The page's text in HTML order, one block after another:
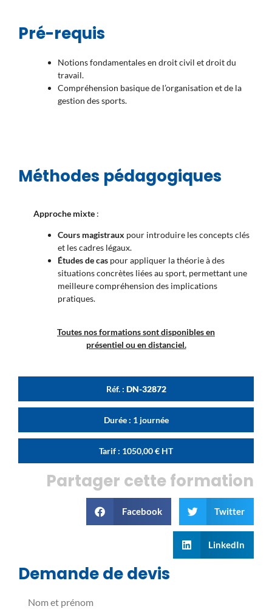
Pré-requis
Notions fondamentales en droit civil et droit du
travail.
Compréhension basique de l’organisation et de la
gestion des sports.
Méthodes pédagogiques
Approche mixte :
Cours magistraux pour introduire les concepts clés
et les cadres légaux.
Études de cas pour appliquer la théorie à des
situations concrètes liées au sport, permettant une
meilleure compréhension des implications
pratiques.
Toutes nos formations sont disponibles en
présentiel ou en distanciel.
Réf. : DN-32872
Durée : 1 journée
Tarif : 1050,00€ HT
Partager cette formation
Facebook Twitter
LinkedIn
Demande de devis